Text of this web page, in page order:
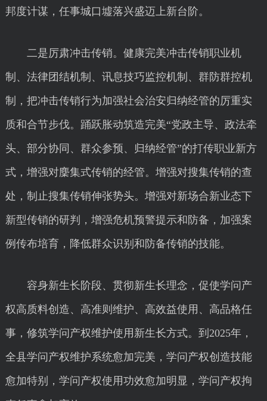
邦度计谋，任事城口墟落兴盛迈上新台阶。
二是厉肃冲击传销。健康完美冲击传销职业机
制、法律团结机制、讯息技巧监控机制、群防群控机
制，把冲击传销行为加强社会治安归纳经管的厉重实
质和合节步伐。踊跃胀动筑造完美“党政主导、政法牵
头、部分协同、群众参预、归纳经管”的打传职业新方
式，增强对麇集式传销的经管。增强对搜集传销的查
处，制止搜集传销伸张势头。增强对新场合新业态下
新型传销的研判，增强危机预警提示和防备，加强案
例传布培育，降低群众识别和防备传销的技能。
容身新生长阶段、贯彻新生长理念，促使学问产
权高质料创造、高准则维护、高效益使用、高品格任
事，修筑学问产权维护使用新生长方式。到2025年，
全县学问产权维护系统愈加完美，学问产权创造技能
愈加特别，学问产权使用功效愈加明显，学问产权拘